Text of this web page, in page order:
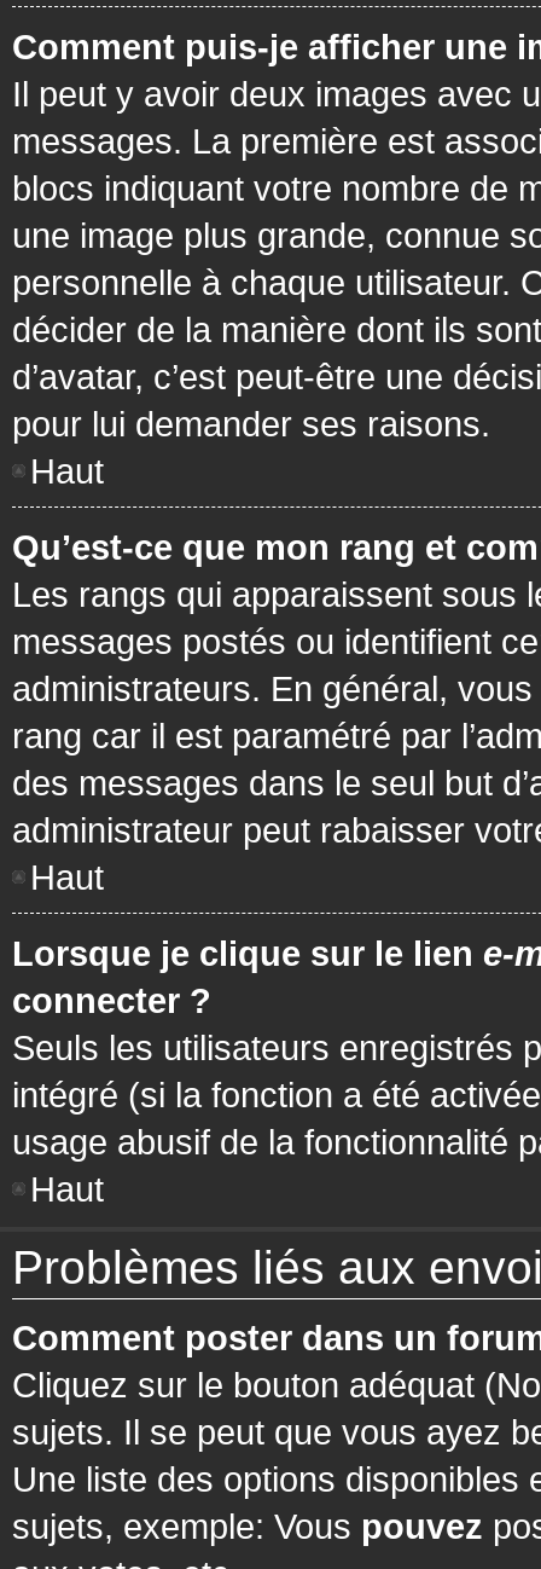
Comment puis-je afficher une
Il peut y avoir deux images avec
messages. La première est
blocs indiquant votre nombre de
une image plus grande, connue
personnelle à chaque utilisateur.
décider de la manière dont ils
d’avatar, c’est peut-être une
pour lui demander ses raisons.
Haut
Qu’est-ce que mon rang et
Les rangs qui apparaissent sous
messages postés ou identifient
administrateurs. En général,
rang car il est paramétré par
des messages dans le seul but
administrateur peut rabaisser
Haut
Lorsque je clique sur le lien e-
connecter ?
Seuls les utilisateurs enregistrés
intégré (si la fonction a été
usage abusif de la fonctionnalité
Haut
Problèmes liés aux
Comment poster dans un
Cliquez sur le bouton adéquat
sujets. Il se peut que vous ayez
Une liste des options
sujets, exemple: Vous pouvez